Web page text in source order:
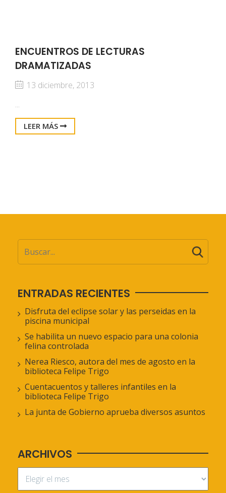
ENCUENTROS DE LECTURAS
DRAMATIZADAS
13 diciembre, 2013
...
LEER MÁS
ENTRADAS RECIENTES
Disfruta del eclipse solar y las perseidas en la
piscina municipal
Se habilita un nuevo espacio para una colonia
felina controlada
Nerea Riesco, autora del mes de agosto en la
biblioteca Felipe Trigo
Cuentacuentos y talleres infantiles en la
biblioteca Felipe Trigo
La junta de Gobierno aprueba diversos asuntos
ARCHIVOS